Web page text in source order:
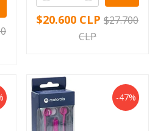
$20.600 CLP $27.700
CLP
-47%